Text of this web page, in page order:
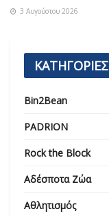
3 Αυγούστου 2026
ΚΑΤΗΓΟΡΙΕΣ
Bin2Bean
PADRION
Rock the Block
Αδέσποτα Ζώα
Αθλητισμός